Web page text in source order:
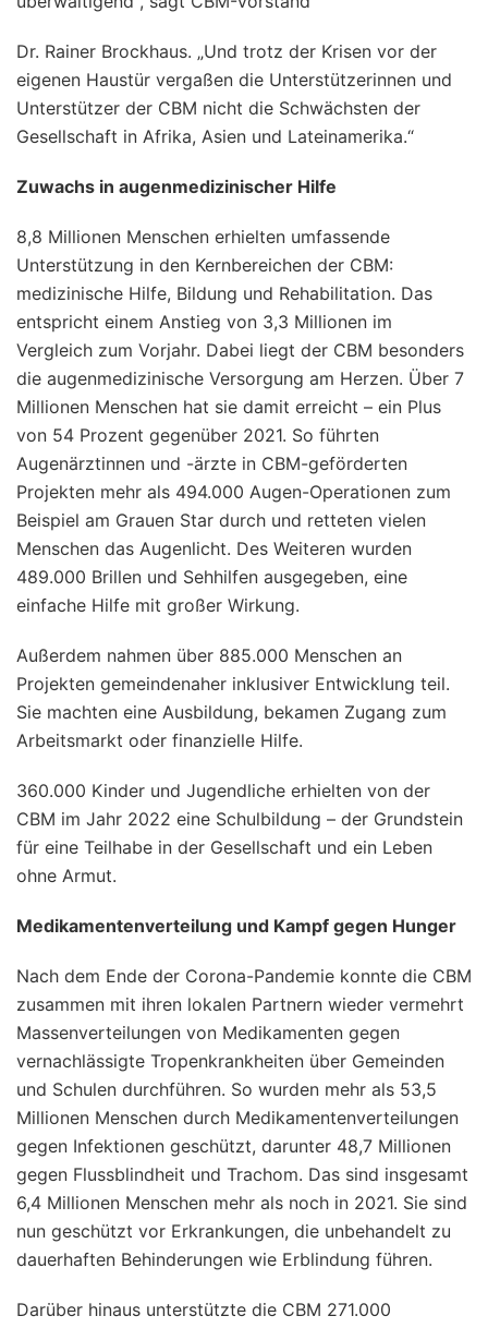
Dr. Rainer Brockhaus. „Und trotz der Krisen vor der
eigenen Haustür vergaßen die Unterstützerinnen und
Unterstützer der CBM nicht die Schwächsten der
Gesellschaft in Afrika, Asien und Lateinamerika.“
Zuwachs in augenmedizinischer Hilfe
8,8 Millionen Menschen erhielten umfassende
Unterstützung in den Kernbereichen der CBM:
medizinische Hilfe, Bildung und Rehabilitation. Das
entspricht einem Anstieg von 3,3 Millionen im
Vergleich zum Vorjahr. Dabei liegt der CBM besonders
die augenmedizinische Versorgung am Herzen. Über 7
Millionen Menschen hat sie damit erreicht – ein Plus
von 54 Prozent gegenüber 2021. So führten
Augenärztinnen und -ärzte in CBM-geförderten
Projekten mehr als 494.000 Augen-Operationen zum
Beispiel am Grauen Star durch und retteten vielen
Menschen das Augenlicht. Des Weiteren wurden
489.000 Brillen und Sehhilfen ausgegeben, eine
einfache Hilfe mit großer Wirkung.
Außerdem nahmen über 885.000 Menschen an
Projekten gemeindenaher inklusiver Entwicklung teil.
Sie machten eine Ausbildung, bekamen Zugang zum
Arbeitsmarkt oder finanzielle Hilfe.
360.000 Kinder und Jugendliche erhielten von der
CBM im Jahr 2022 eine Schulbildung – der Grundstein
für eine Teilhabe in der Gesellschaft und ein Leben
ohne Armut.
Medikamentenverteilung und Kampf gegen Hunger
Nach dem Ende der Corona-Pandemie konnte die CBM
zusammen mit ihren lokalen Partnern wieder vermehrt
Massenverteilungen von Medikamenten gegen
vernachlässigte Tropenkrankheiten über Gemeinden
und Schulen durchführen. So wurden mehr als 53,5
Millionen Menschen durch Medikamentenverteilungen
gegen Infektionen geschützt, darunter 48,7 Millionen
gegen Flussblindheit und Trachom. Das sind insgesamt
6,4 Millionen Menschen mehr als noch in 2021. Sie sind
nun geschützt vor Erkrankungen, die unbehandelt zu
dauerhaften Behinderungen wie Erblindung führen.
Darüber hinaus unterstützte die CBM 271.000